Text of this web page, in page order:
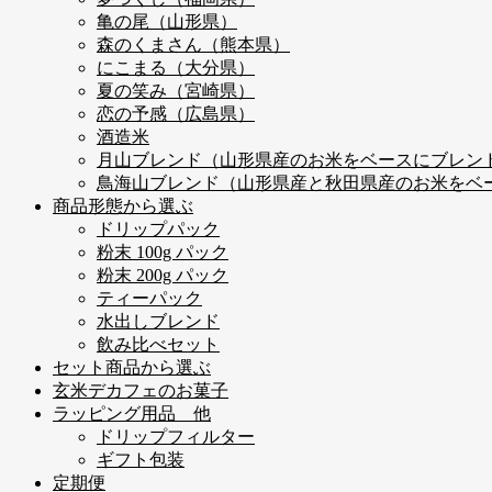
亀の尾（山形県）
森のくまさん（熊本県）
にこまる（大分県）
夏の笑み（宮崎県）
恋の予感（広島県）
酒造米
月山ブレンド（山形県産のお米をベースにブレン
鳥海山ブレンド（山形県産と秋田県産のお米をベ
商品形態から選ぶ
ドリップパック
粉末 100g パック
粉末 200g パック
ティーパック
水出しブレンド
飲み比べセット
セット商品から選ぶ
玄米デカフェのお菓子
ラッピング用品 他
ドリップフィルター
ギフト包装
定期便